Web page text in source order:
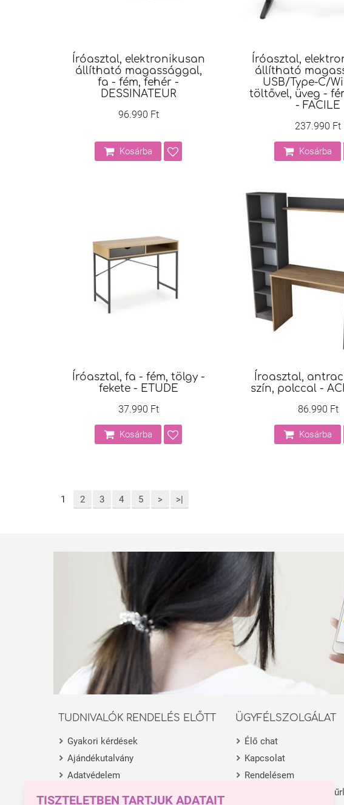
Íróasztal, elektronikusan
állítható magassággal,
fa - fém, fehér -
DESSINATEUR
96.990 Ft
Kosárba
Íróasztal,
állítható
USB/Type-C/
töltővel, üveg -
- FACILE
237.990 Ft
Kosárba
Íróasztal, fa - fém, tölgy -
fekete - ETUDE
37.990 Ft
Kosárba
Íroasztal,
szín, polccal -
86.990 Ft
Kosárba
1 2 3 4 5 > >|
TUDNIVALÓK RENDELÉS ELŐTT
Gyakori kérdések
Ajándékutalvány
Adatvédelem
ÜGYFÉLSZOLGÁLAT
Élő chat
Kapcsolat
Rendelésem
Termék visszaküldési
TISZTELETBEN TARTJUK ADATAIT